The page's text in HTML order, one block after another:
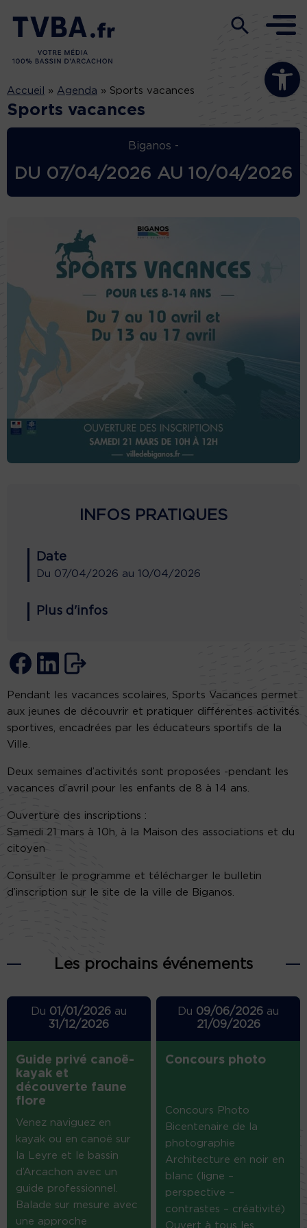
Ouvrir la
Accueil » Agenda » Sports vacances
Sports vacances
Biganos -
DU 07/04/2026 AU 10/04/2026
INFOS PRATIQUES
Date
Du 07/04/2026 au 10/04/2026
Plus d'infos
Pendant les vacances scolaires, Sports Vacances permet
aux jeunes de découvrir et pratiquer différentes activités
sportives, encadrées par les éducateurs sportifs de la
Ville.
Deux semaines d’activités sont proposées -pendant les
vacances d’avril pour les enfants de 8 à 14 ans.
Ouverture des inscriptions :
Samedi 21 mars à 10h, à la Maison des associations et du
citoyen
Consulter le programme et télécharger le bulletin
d’inscription sur le site de la ville de Biganos.
Les prochains événements
Du 01/01/2026au
31/12/2026
Guide privé canoë-
kayak et
découverte faune
flore
Venez naviguez en
kayak ou en canoë sur
la Leyre et le bassin
d’Arcachon avec un
guide professionnel.
Balade sur mesure avec
une approche
Du 09/06/2026 au
21/09/2026
Concours photo
Concours Photo
Bicentenaire de la
photographie
Architecture en noir en
blanc (ligne –
perspective –
contrastes – créativité)
Ouvert à tous les